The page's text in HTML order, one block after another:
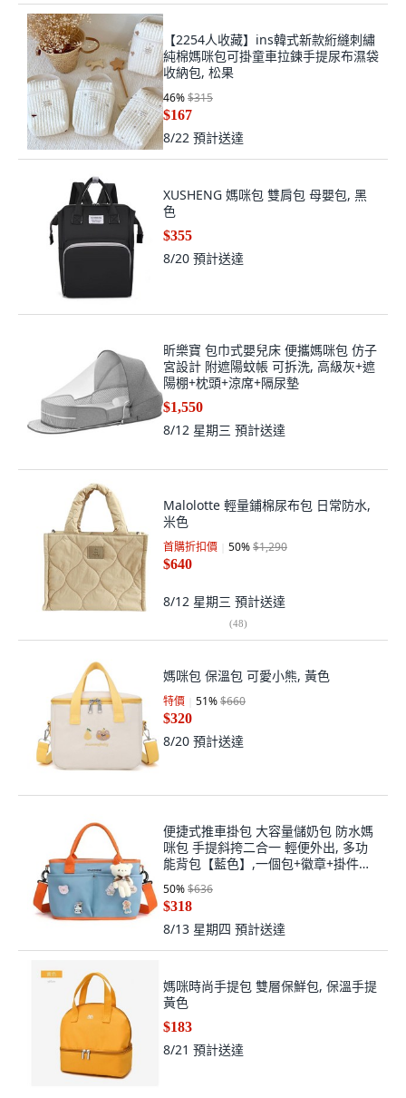
【2254人收藏】ins韓式新款絎縫刺繡
純棉媽咪包可掛童車拉鍊手提尿布濕袋
收納包, 松果
46%$315
$167
8/22 預計送達
XUSHENG 媽咪包 雙肩包 母嬰包, 黑
色
$355
8/20 預計送達
昕樂寶 包巾式嬰兒床 便攜媽咪包 仿子
宮設計 附遮陽蚊帳 可拆洗, 高級灰+遮
陽棚+枕頭+涼席+隔尿墊
$1,550
8/12 星期三 預計送達
Malolotte 輕量鋪棉尿布包 日常防水,
米色
首購折扣價 50%$1,290
$640
8/12 星期三 預計送達
(48)
媽咪包 保溫包 可愛小熊, 黃色
特價 51%$660
$320
8/20 預計送達
便捷式推車掛包 大容量儲奶包 防水媽
咪包 手提斜挎二合一 輕便外出, 多功
能背包【藍色】,一個包+徽章+掛件
【高品質增厚版】, N/A
50%$636
$318
8/13 星期四 預計送達
媽咪時尚手提包 雙層保鮮包, 保溫手提
黃色
$183
8/21 預計送達